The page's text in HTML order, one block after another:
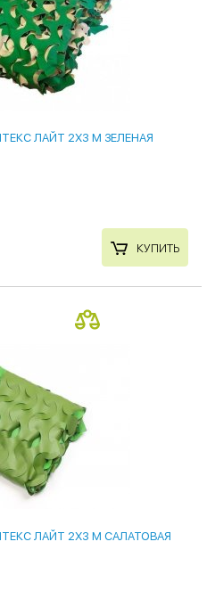
ЛАЙТ 2Х3 М ЗЕЛЕНАЯ
КУПИТЬ
ЛАЙТ 2Х3 М САЛАТОВАЯ